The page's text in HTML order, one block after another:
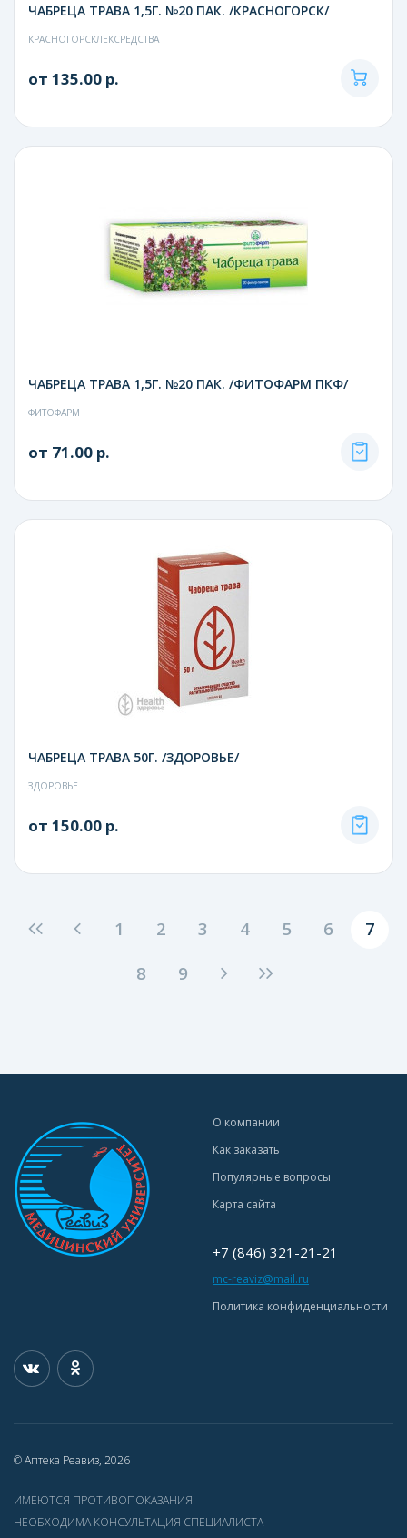
ЧАБРЕЦА ТРАВА 1,5Г. №20 ПАК. /КРАСНОГОРСК/
КРАСНОГОРСКЛЕКСРЕДСТВА
от 135.00 р.
ЧАБРЕЦА ТРАВА 1,5Г. №20 ПАК. /ФИТОФАРМ ПКФ/
ФИТОФАРМ
от 71.00 р.
ЧАБРЕЦА ТРАВА 50Г. /ЗДОРОВЬЕ/
ЗДОРОВЬЕ
от 150.00 р.
1 2 3 4 5 6
7
8
9
О компании
Как заказать
Популярные вопросы
Карта сайта
+7 (846) 321-21-21
mc-reaviz@mail.ru
Политика конфиденциальности
© Аптека Реавиз, 2026
ИМЕЮТСЯ ПРОТИВОПОКАЗАНИЯ.
НЕОБХОДИМА КОНСУЛЬТАЦИЯ СПЕЦИАЛИСТА